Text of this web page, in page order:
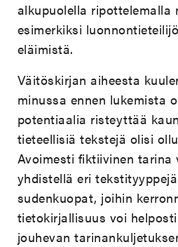
alkupuolella ripottelemalla
esimerkiksi
eläimistä.
Väitöskirjan aiheesta
minussa ennen lukemista
potentiaalia risteyttää
tieteellisiä tekstejä olisi
Avoimesti fiktiivinen tarina
yhdistellä eri
sudenkuopat, joihin
tietokirjallisuus voi
jouhevan